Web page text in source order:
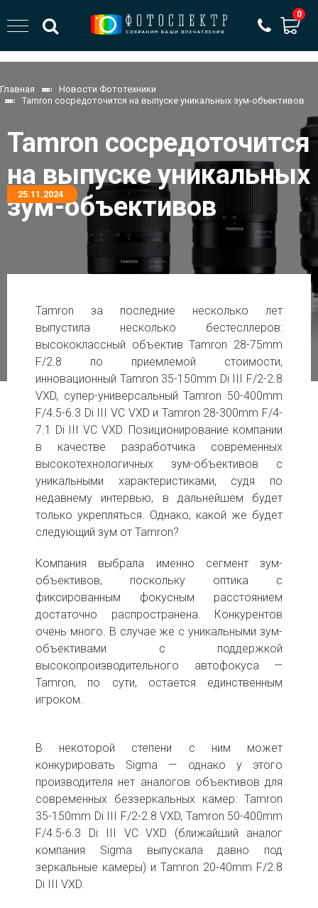
0
Главная
Новости Фототехники
Tamron сосредоточится на выпуске уникальных зум-объективов
Tamron сосредоточится
на выпуске уникальных
зум-объективов
25.11.2024
Tamron за последние несколько лет
выпустила несколько бестесллеров:
высококлассный объектив Tamron 28-75mm
F/2.8 по приемлемой стоимости,
инновационный Tamron 35-150mm Di III F/2-2.8
VXD, супер-универсальный Tamron 50-400mm
F/4.5-6.3 Di III VC VXD и Tamron 28-300mm F/4-
7.1 Di III VC VXD. Позиционирование компании
в качестве разработчика современных
высокотехнологичных зум-объективов с
уникальными характеристиками, судя по
недавнему интервью, в дальнейшем будет
только укрепляться. Однако, какой же будет
следующий зум от Tamron?
Компания выбрала именно сегмент зум-
объективов, поскольку оптика с
фиксированным фокусным расстоянием
достаточно распространена. Конкурентов
очень много. В случае же с уникальными зум-
объективами c поддержкой
высокопроизводительного автофокуса —
Tamron, по сути, остается единственным
игроком.
В некоторой степени с ним может
конкурировать Sigma — однако у этого
производителя нет аналогов объективов для
современных беззеркальных камер: Tamron
35-150mm Di III F/2-2.8 VXD, Tamron 50-400mm
F/4.5-6.3 Di III VC VXD (ближайший аналог
компания Sigma выпускала давно под
зеркальные камеры) и Tamron 20-40mm F/2.8
Di III VXD.